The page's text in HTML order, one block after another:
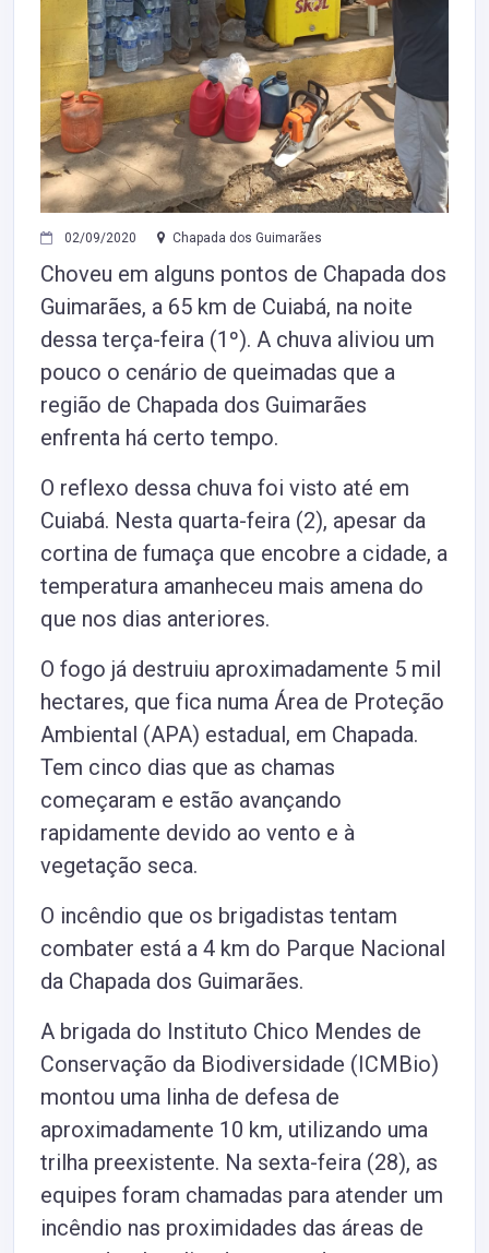
02/09/2020 Chapada dos Guimarães
Choveu em alguns pontos de Chapada dos
Guimarães, a 65 km de Cuiabá, na noite
dessa terça-feira (1º). A chuva aliviou um
pouco o cenário de queimadas que a
região de Chapada dos Guimarães
enfrenta há certo tempo.
O reflexo dessa chuva foi visto até em
Cuiabá. Nesta quarta-feira (2), apesar da
cortina de fumaça que encobre a cidade, a
temperatura amanheceu mais amena do
que nos dias anteriores.
O fogo já destruiu aproximadamente 5 mil
hectares, que fica numa Área de Proteção
Ambiental (APA) estadual, em Chapada.
Tem cinco dias que as chamas
começaram e estão avançando
rapidamente devido ao vento e à
vegetação seca.
O incêndio que os brigadistas tentam
combater está a 4 km do Parque Nacional
da Chapada dos Guimarães.
A brigada do Instituto Chico Mendes de
Conservação da Biodiversidade (ICMBio)
montou uma linha de defesa de
aproximadamente 10 km, utilizando uma
trilha preexistente. Na sexta-feira (28), as
equipes foram chamadas para atender um
incêndio nas proximidades das áreas de